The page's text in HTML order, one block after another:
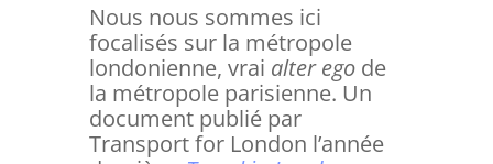
Nous nous sommes ici
focalisés sur la métropole
londonienne, vrai alter egode
la métropole parisienne. Un
document publié par
Transport for London l’année